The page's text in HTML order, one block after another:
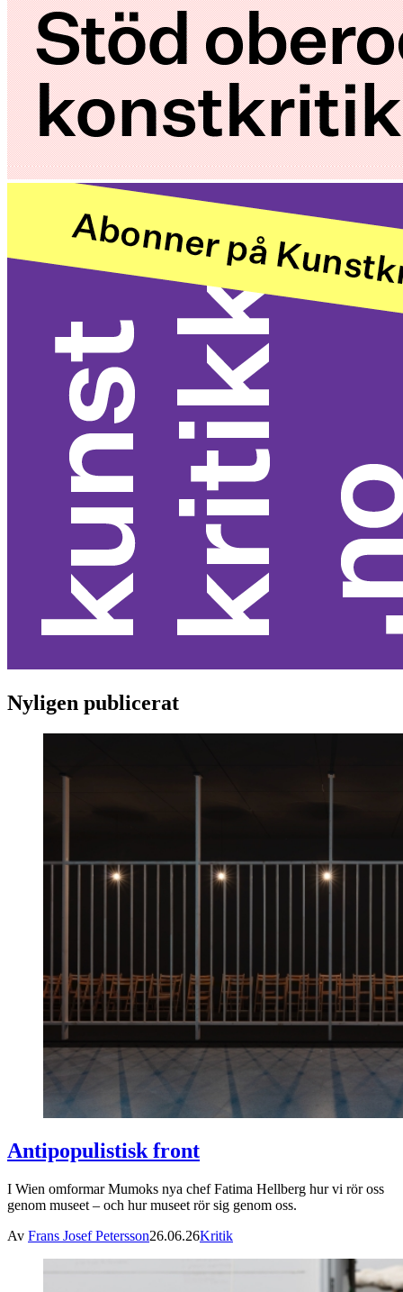
Nyligen publicerat
Antipopulistisk front
I Wien omformar Mumoks nya chef Fatima Hellberg hur vi rör oss
genom museet – och hur museet rör sig genom oss.
Av Frans Josef Petersson26.06.26Kritik